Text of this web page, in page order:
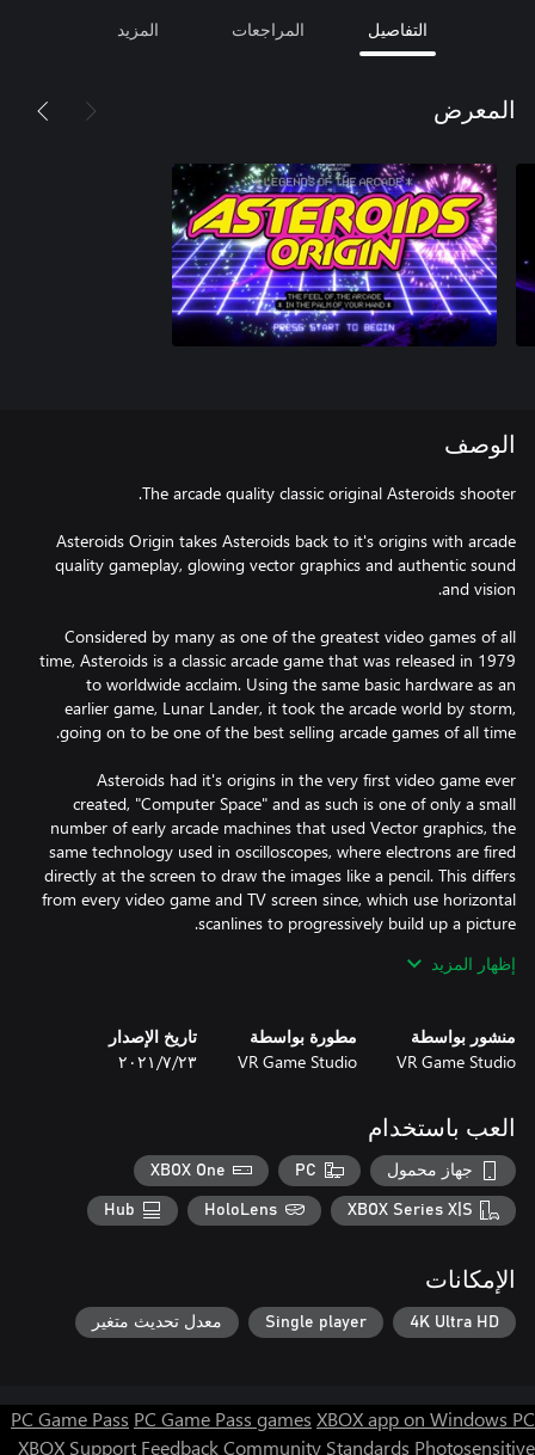
التفاصيل المراجعات المزيد
المعرض
الوصف
Asteroids Origin takes Asteroids back to it's origins with arcade
quality gameplay, glowing vector graphics and authentic sound
Considered by many as one of the greatest video games of all
time, Asteroids is a classic arcade game that was released in 1979
to worldwide acclaim. Using the same basic hardware as an
earlier game, Lunar Lander, it took the arcade world by storm,
Asteroids had it's origins in the very first video game ever
created, "Computer Space" and as such is one of only a small
number of early arcade machines that used Vector graphics, the
same technology used in oscilloscopes, where electrons are fired
directly at the screen to draw the images like a pencil. This differs
from every video game and TV screen since, which use horizontal
The result is a high action, space themed game with sharp,
Legends of the Arcade brings you Asteroids Origin, the complete
arcade experience to your XBOX and Windows devices.
إظهار المزيد
منشور بواسطة
VR Game Studio
مطورة بواسطة
VR Game Studio
تاريخ الإصدار
٢٣‏/٧‏/٢٠٢١
العب باستخدام
جهاز محمول PC
XBOX One
XBOX Series X|S
HoloLens
Hub
الإمكانات
4K Ultra HD
Single player معدل تحديث متغير
PC Game Pass PC Game Pass games XBOX app on Windows PC
XBOX Support FeedbackCommunity Standards Photosensitive